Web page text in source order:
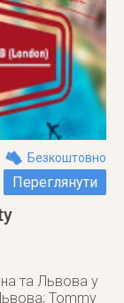
Безкоштовно
Переглянути
та Львова у
Tommy